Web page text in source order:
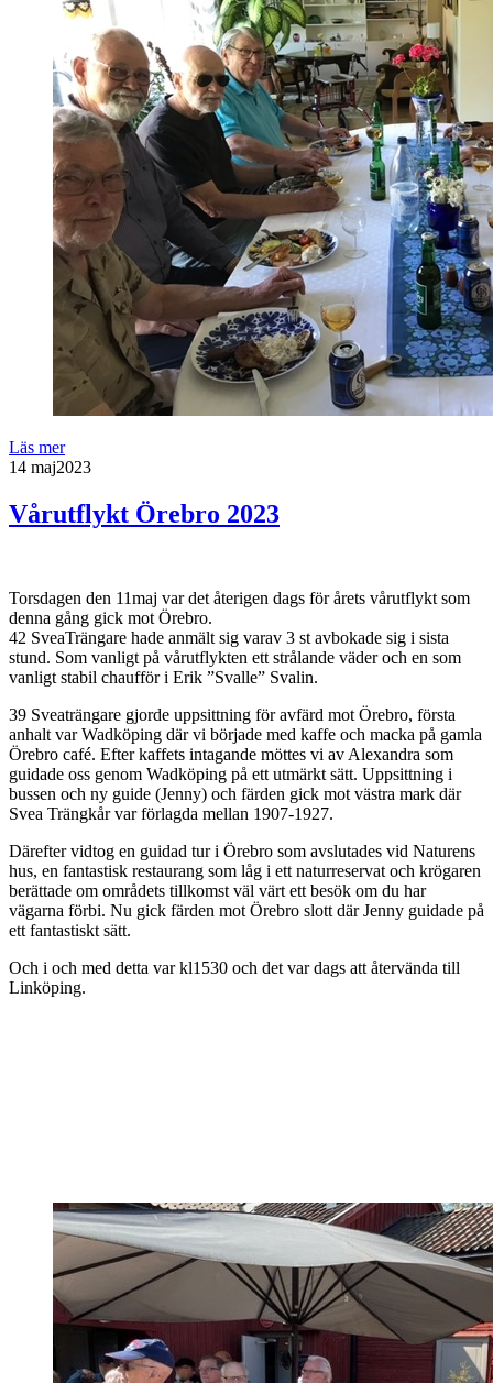
Läs mer
14 maj2023
Vårutflykt Örebro 2023
Torsdagen den 11maj var det återigen dags för årets vårutflykt som
denna gång gick mot Örebro.
42 SveaTrängare hade anmält sig varav 3 st avbokade sig i sista
stund. Som vanligt på vårutflykten ett strålande väder och en som
vanligt stabil chaufför i Erik ”Svalle” Svalin.
39 Sveaträngare gjorde uppsittning för avfärd mot Örebro, första
anhalt var Wadköping där vi började med kaffe och macka på gamla
Örebro café. Efter kaffets intagande möttes vi av Alexandra som
guidade oss genom Wadköping på ett utmärkt sätt. Uppsittning i
bussen och ny guide (Jenny) och färden gick mot västra mark där
Svea Trängkår var förlagda mellan 1907-1927.
Därefter vidtog en guidad tur i Örebro som avslutades vid Naturens
hus, en fantastisk restaurang som låg i ett naturreservat och krögaren
berättade om områdets tillkomst väl värt ett besök om du har
vägarna förbi. Nu gick färden mot Örebro slott där Jenny guidade på
ett fantastiskt sätt.
Och i och med detta var kl1530 och det var dags att återvända till
Linköping.